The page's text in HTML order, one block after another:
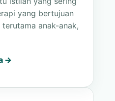
yang bertujuan
anak-anak,
→